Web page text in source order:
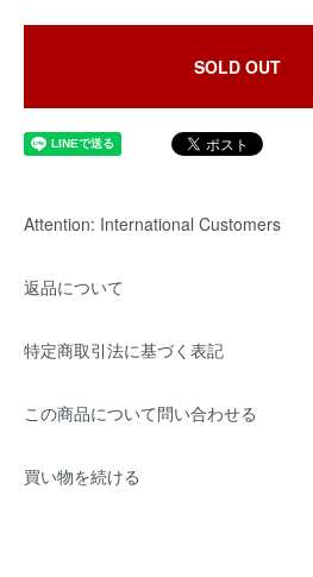
SOLD OUT
Attention: International Customers
返品について
特定商取引法に基づく表記
この商品について問い合わせる
買い物を続ける